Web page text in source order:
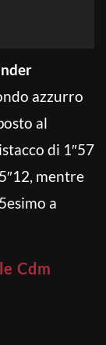
azzurro
al
di 1″57
mentre
a
Cdm